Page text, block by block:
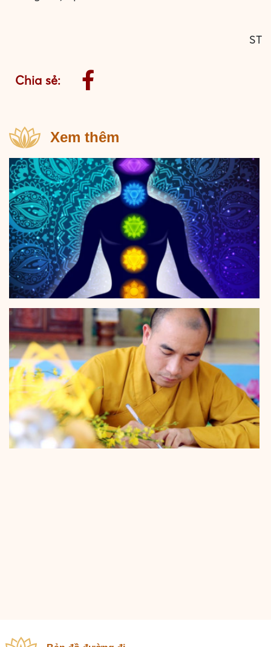
ST
Chia sẻ:
Xem thêm